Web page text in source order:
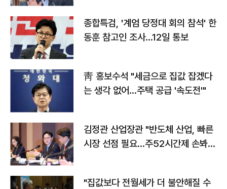
종합특검, '계엄 당정대 회의 참석' 한
동훈 참고인 조사...12일 통보
靑 홍보수석 "세금으로 집값 잡겠다
는 생각 없어…주택 공급 '속도전'"
김정관 산업장관 "반도체 산업, 빠른
시장 선점 필요…주52시간제 손봐
"집값보다 전월세가 더 불안해질 수